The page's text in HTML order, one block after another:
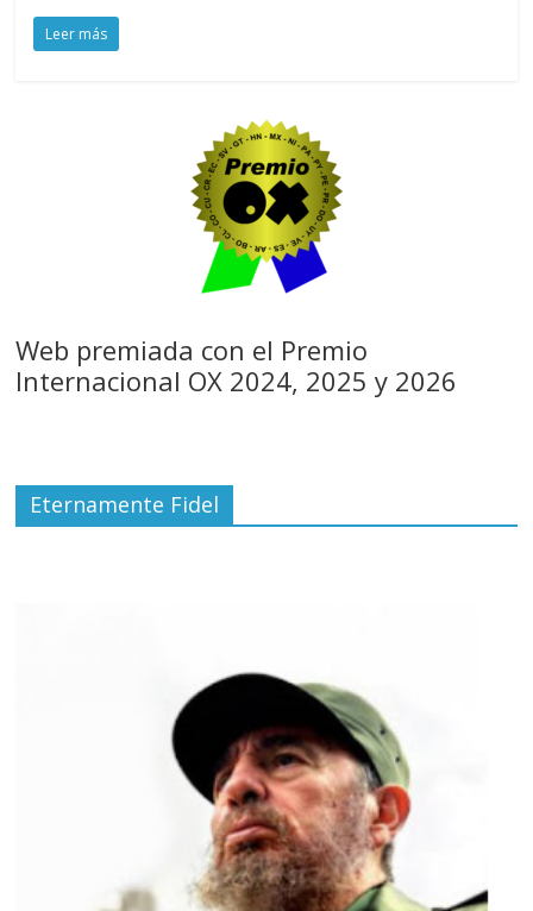
Leer más
Web premiada con el Premio
Internacional OX 2024, 2025 y 2026
Eternamente Fidel